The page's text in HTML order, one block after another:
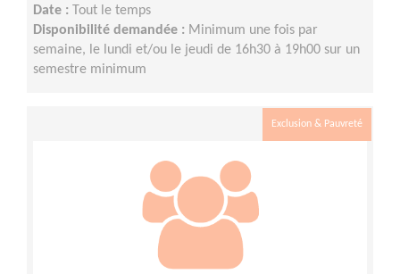
Date : Tout le temps
Disponibilité demandée : Minimum une fois par
semaine, le lundi et/ou le jeudi de 16h30 à 19h00 sur un
semestre minimum
Exclusion & Pauvreté